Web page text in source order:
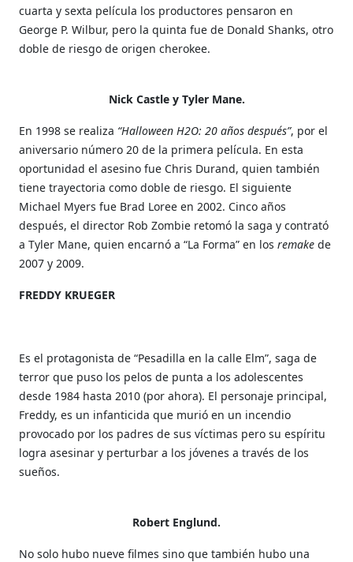
cuarta y sexta película los productores pensaron en
George P. Wilbur, pero la quinta fue de Donald Shanks, otro
doble de riesgo de origen cherokee.
Nick Castle y Tyler Mane.
En 1998 se realiza “Halloween H2O: 20 años después”, por el
aniversario número 20 de la primera película. En esta
oportunidad el asesino fue Chris Durand, quien también
tiene trayectoria como doble de riesgo. El siguiente
Michael Myers fue Brad Loree en 2002. Cinco años
después, el director Rob Zombie retomó la saga y contrató
a Tyler Mane, quien encarnó a “La Forma” en losremakede
2007 y 2009.
FREDDY KRUEGER
Es el protagonista de“Pesadilla en la calle Elm”,saga de
terror que puso los pelos de punta a los adolescentes
desde 1984 hasta 2010 (por ahora). El personaje principal,
Freddy, es un infanticida que murió en un incendio
provocado por los padres de sus víctimas pero su espíritu
logra asesinar y perturbar a los jóvenes a través de los
sueños.
Robert Englund.
No solo hubo nueve filmes sino que también hubo una